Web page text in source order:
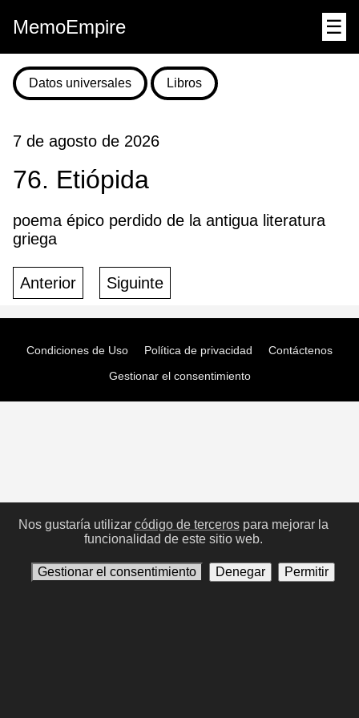
MemoEmpire ☰
Datos universales Libros
7 de agosto de 2026
76. Etiópida
poema épico perdido de la antigua literatura
griega
Anterior Siguinte
Condiciones de Uso Política de privacidad
Contáctenos
Gestionar el consentimiento
Nos gustaría utilizar código de tercerospara mejorar la
funcionalidad de este sitio web.
Gestionar el consentimiento Denegar Permitir